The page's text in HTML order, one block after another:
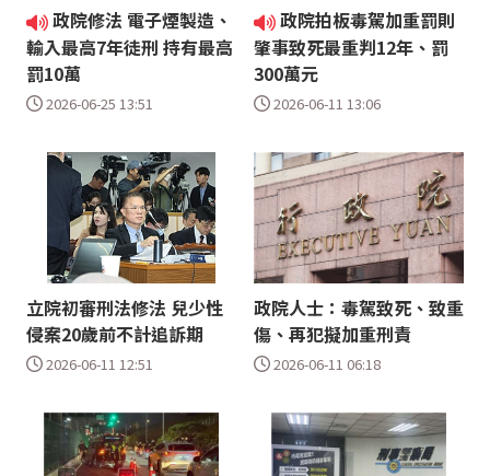
政院修法 電子煙製造、
輸入最高7年徒刑 持有最高
罰10萬
2026-06-25 13:51
政院拍板毒駕加重罰則
肇事致死最重判12年、罰
300萬元
2026-06-11 13:06
立院初審刑法修法 兒少性
侵案20歲前不計追訴期
2026-06-11 12:51
政院人士：毒駕致死、致重
傷、再犯擬加重刑責
2026-06-11 06:18